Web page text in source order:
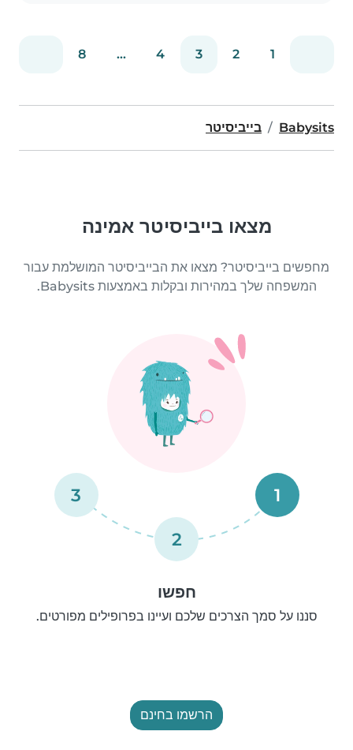
1
2
3
4
...
8
Babysits בייביסיטר
מצאו בייביסיטר אמינה
מחפשים בייביסיטר? מצאו את הבייביסיטר המושלמת עבור
המשפחה שלך במהירות ובקלות באמצעות Babysits.
1
2
3
חפשו
סננו על סמך הצרכים שלכם ועיינו בפרופילים מפורטים.
הרשמו בחינם